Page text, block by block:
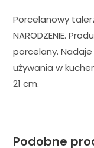
Porcelanowy
NARODZENIE.
porcelany.
używania w
21 cm.
Podobne